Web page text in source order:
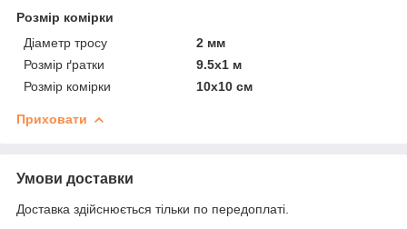
Розмір комірки
Діаметр тросу
2 мм
Розмір ґратки
9.5х1 м
Розмір комірки
10х10 см
Приховати
Умови доставки
Доставка здійснюється тільки по передоплаті.